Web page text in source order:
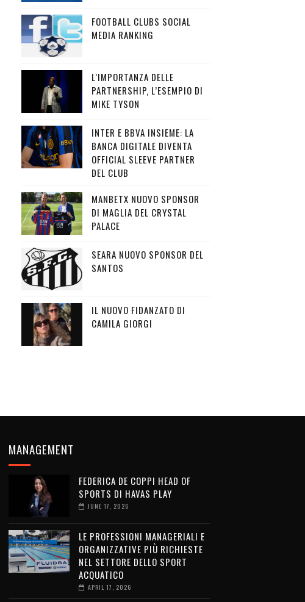
FOOTBALL CLUBS SOCIAL
MEDIA RANKING
L’IMPORTANZA DELLE
PARTNERSHIP, L’ESEMPIO DI
MIKE TYSON
INTER E BBVA INSIEME: LA
BANCA DIGITALE DIVENTA
OFFICIAL SLEEVE PARTNER
DEL CLUB
MANBETX NUOVO SPONSOR
DI MAGLIA DEL CRYSTAL
PALACE
SEARA NUOVO SPONSOR DEL
SANTOS
IL NUOVO FIDANZATO DI
CAMILA GIORGI
MANAGEMENT
FEDERICA DE COPPI HEAD OF
SPORTS DI HAVAS PLAY
JUNE 17, 2026
LE PROFESSIONI MANAGERIALI E
ORGANIZZATIVE PIÙ RICHIESTE
NEL SETTORE DELLO SPORT
ACQUATICO
APRIL 17, 2026